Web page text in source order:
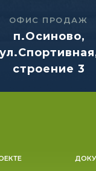
п.Осиново,
строение 3
ОФИС ПРОДАЖ